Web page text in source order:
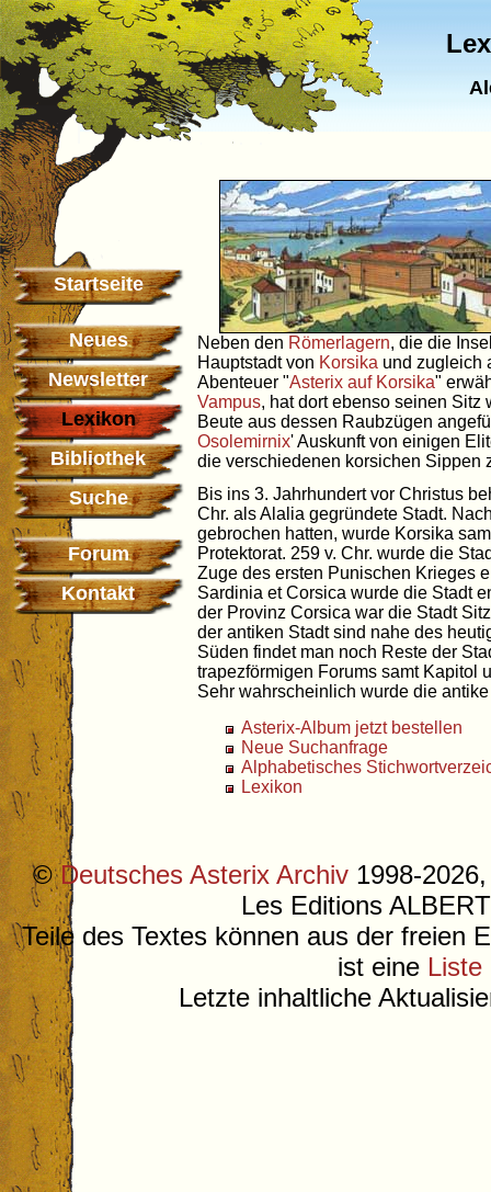
Startseite
Neues
Newsletter
Lexikon
Bibliothek
Suche
Forum
Kontakt
Neben den Römerlagern, die die
Hauptstadt von Korsika und zugleich
Abenteuer "Asterix auf Korsika"
Vampus, hat dort ebenso seinen Sitz
Beute aus dessen Raubzügen
Osolemirnix' Auskunft von einigen
die verschiedenen korsichen Sippen
Bis ins 3. Jahrhundert vor Christus
Chr. als Alalia gegründete Stadt.
gebrochen hatten, wurde Korsika
Protektorat. 259 v. Chr. wurde die
Zuge des ersten Punischen Krieges
Sardinia et Corsica wurde die Stadt
der Provinz Corsica war die Stadt
der antiken Stadt sind nahe des
Süden findet man noch Reste der
trapezförmigen Forums samt Kapitol
Sehr wahrscheinlich wurde die
Asterix-Album jetzt bestellen
Neue Suchanfrage
Alphabetisches
Lexikon
©Deutsches Asterix Archiv 1998-
Les Editions
Teile des Textes können aus der freien
ist eine Liste
Letzte inhaltliche